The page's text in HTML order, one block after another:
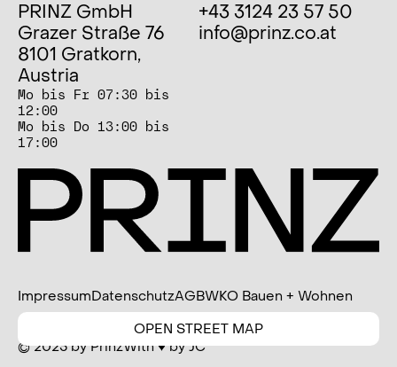
PRINZ GmbH
Grazer Straße 76
8101 Gratkorn,
Austria
Mo bis Fr 07:30 bis
12:00
Mo bis Do 13:00 bis
17:00
+43 3124 23 57 50
info@prinz.co.at
© 2025 by PrinzWith ♥ by JC
OPEN STREET MAP
ImpressumDatenschutzAGBWKO Bauen + Wohnen